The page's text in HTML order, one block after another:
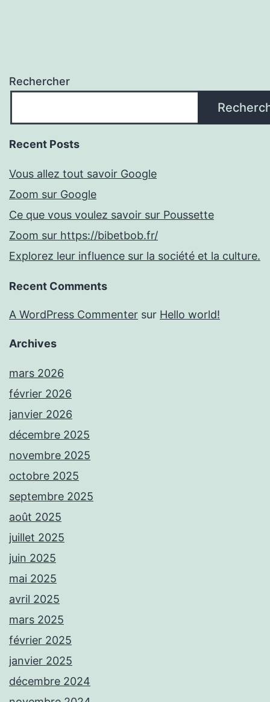
Rechercher
Recent Posts
Vous allez tout savoir Google
Zoom sur Google
Ce que vous voulez savoir sur Poussette
Zoom sur https://bibetbob.fr/
Explorez leur influence sur la société et la culture.
Recent Comments
A WordPress Commenter sur Hello world!
Archives
mars 2026
février 2026
janvier 2026
décembre 2025
novembre 2025
octobre 2025
septembre 2025
août 2025
juillet 2025
juin 2025
mai 2025
avril 2025
mars 2025
février 2025
janvier 2025
décembre 2024